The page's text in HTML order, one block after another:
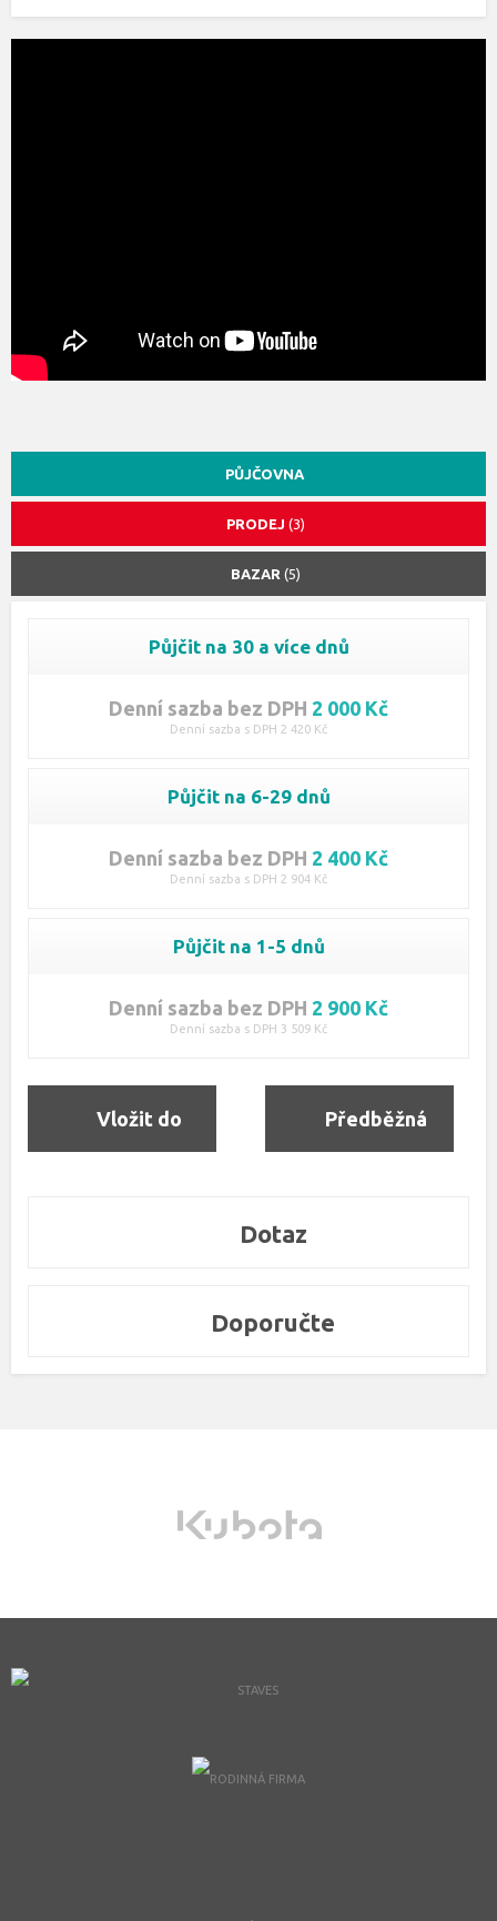
PŮJČOVNA
PRODEJ (3)
BAZAR (5)
Půjčit na 30 a více dnů
Denní sazba bez DPH 2 000 Kč
Denní sazba s DPH 2 420 Kč
Půjčit na 6-29 dnů
Denní sazba bez DPH 2 400 Kč
Denní sazba s DPH 2 904 Kč
Půjčit na 1-5 dnů
Denní sazba bez DPH 2 900 Kč
Denní sazba s DPH 3 509 Kč
Vložit do Předběžná
Dotaz
Doporučte